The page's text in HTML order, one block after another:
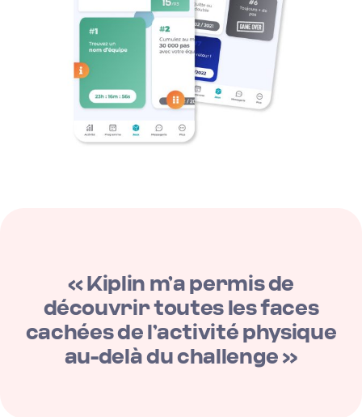
« Kiplin m’a permis de
découvrir toutes les faces
cachées de l’activité physique
au-delà du challenge »